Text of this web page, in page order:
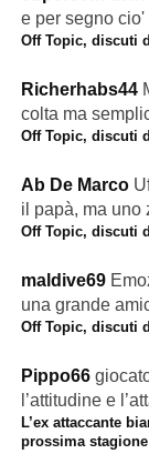
e per segno cio'
Off Topic, discuti
Richerhabs44
colta ma
Off Topic, discuti
Ab De Marco
il papà, ma uno
Off Topic, discuti
maldive69
una grande
Off Topic, discuti
Pippo66
l’attitudine e
L’ex attaccante
prossima stagione